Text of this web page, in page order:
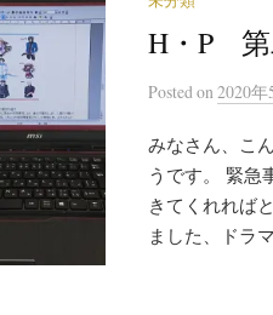
H・P 第
Postedon 2020年
みなさん、こ
うです。 緊急
きてくれれば
ました、ドラ